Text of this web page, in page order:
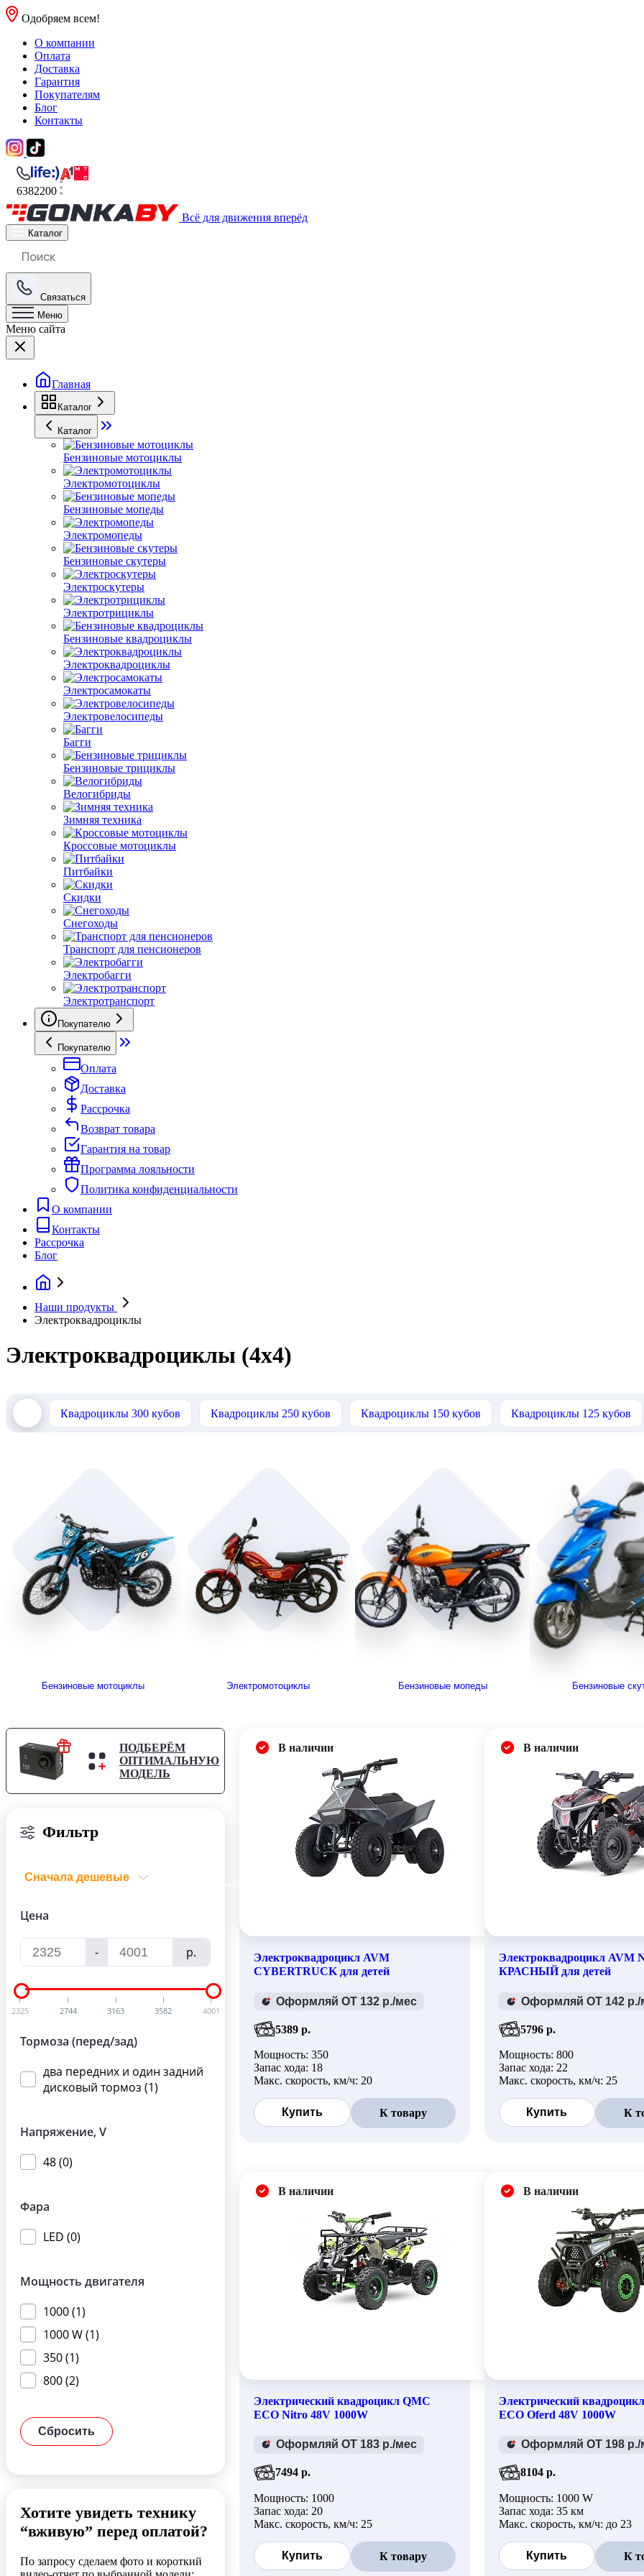
Одобряем всем!
О компании
Оплата
Доставка
Гарантия
Покупателям
Блог
Контакты
6382200
Всё для движения вперёд
Каталог
Связаться
Меню
Меню сайта
Главная
Каталог
Каталог
Бензиновые мотоциклы
Электромотоциклы
Бензиновые мопеды
Электромопеды
Бензиновые скутеры
Электроскутеры
Электротрициклы
Бензиновые квадроциклы
Электроквадроциклы
Электросамокаты
Электровелосипеды
Багги
Бензиновые трициклы
Велогибриды
Зимняя техника
Кроссовые мотоциклы
Питбайки
Скидки
Снегоходы
Транспорт для пенсионеров
Электробагги
Электротранспорт
Покупателю
Покупателю
Оплата
Доставка
Рассрочка
Возврат товара
Гарантия на товар
Программа лояльности
Политика конфиденциальности
О компании
Контакты
Рассрочка
Блог
Наши продукты
Электроквадроциклы
Электроквадроциклы (4х4)
Квадроциклы 300 кубов Квадроциклы 250 кубов Квадроциклы 150 кубов Квадроциклы 125 кубов
Бензиновые мотоциклы Электромотоциклы Бензиновые мопеды Бензиновые
ПОДБЕРЁМ
ОПТИМАЛЬНУЮ
МОДЕЛЬ
Фильтр
Сначала дешевые
По рейтингу
Сначала новые
Цена
- р.
2325 2744 3163 3582 4001
Тормоза (перед/зад)
два передних и один задний
дисковый тормоз (1)
Напряжение, V
48 (0)
Фара
LED (0)
Мощность двигателя
1000 (1)
1000 W (1)
350 (1)
800 (2)
Хотите увидеть технику
“вживую” перед оплатой?
По запросу сделаем фото и короткий
В наличии
Электроквадроцикл AVM
CYBERTRUCKдля детей
Оформляй ОТ 132 р./мес
5389 р.
Мощность: 350
Запас хода: 18
Макс. скорость, км/ч: 20
Купить К товару
В наличии
Электроквадроцикл AVM
КРАСНЫЙдля детей
Оформляй ОТ 142 р./
5796 р.
Мощность: 800
Запас хода: 22
Макс. скорость, км/ч: 25
Купить К
В наличии
Электрический квадроцикл QMC
ECO Nitro 48V 1000W
Оформляй ОТ 183 р./мес
7494 р.
Мощность: 1000
Запас хода: 20
Макс. скорость, км/ч: 25
Купить К товару
В наличии
Электрический
ECO Oferd 48V 1000W
Оформляй ОТ 198 р./
8104 р.
Мощность: 1000 W
Запас хода: 35 км
Макс. скорость, км/ч: до 23
Купить К